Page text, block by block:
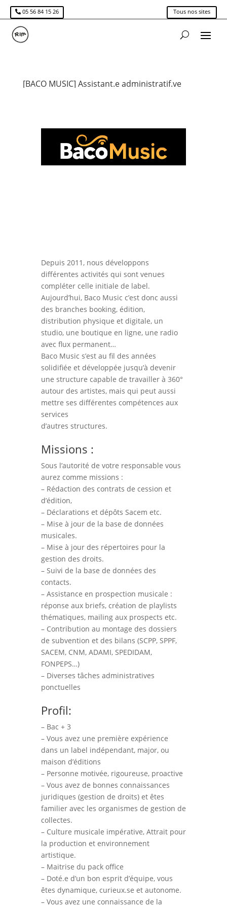
05 56 84 15 26 Tous nos sites
[BACO MUSIC] Assistant.e administratif.ve
Depuis 2011, nous développons
différentes activités qui sont venues
compléter celle initiale de label.
Aujourd’hui, Baco Music c’est donc aussi
des branches booking, édition,
distribution physique et digitale, un
studio, une boutique en ligne, une radio
avec flux permanent…
Baco Music s’est au fil des années
solidifiée et développée jusqu’à devenir
une structure capable de travailler à 360°
autour des artistes, mais qui peut aussi
mettre ses différentes compétences aux
services
d’autres structures.
Missions :
Sous l’autorité de votre responsable vous
aurez comme missions :
– Rédaction des contrats de cession et
d’édition,
– Déclarations et dépôts Sacem etc.
– Mise à jour de la base de données
musicales.
– Mise à jour des répertoires pour la
gestion des droits.
– Suivi de la base de données des
contacts.
– Assistance en prospection musicale :
réponse aux briefs, création de playlists
thématiques, mailing aux prospects etc.
– Contribution au montage des dossiers
de subvention et des bilans (SCPP, SPPF,
SACEM, CNM, ADAMI, SPEDIDAM,
FONPEPS…)
– Diverses tâches administratives
ponctuelles
Profil:
– Bac + 3
– Vous avez une première expérience
dans un label indépendant, major, ou
maison d’éditions
– Personne motivée, rigoureuse, proactive
– Vous avez de bonnes connaissances
juridiques (gestion de droits) et êtes
familier avec les organismes de gestion de
collectes.
– Culture musicale impérative, Attrait pour
la production et environnement
artistique.
– Maitrise du pack office
– Doté.e d’un bon esprit d’équipe, vous
êtes dynamique, curieux.se et autonome.
– Vous avez une connaissance de la